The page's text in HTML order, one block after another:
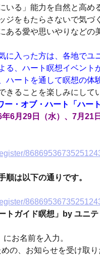
いる」能力を自然と高め
ジをもたらさないで気づ
ある愛や思いやりなどの
に入った方は、各地でユ
、ハート瞑想イベント
ートを通して瞑想の体
ることを楽しみにして
ー・オブ・ハート「ハー
6月29日（水）、7月21日
は以下の通りです。
トガイド瞑想」by ユニテ
お名前を入力。
の、お知らせを受け取